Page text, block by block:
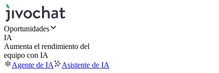
Oportunidades
IA
Aumenta el rendimiento del
equipo con IA
Agente de IA
Asistente de IA